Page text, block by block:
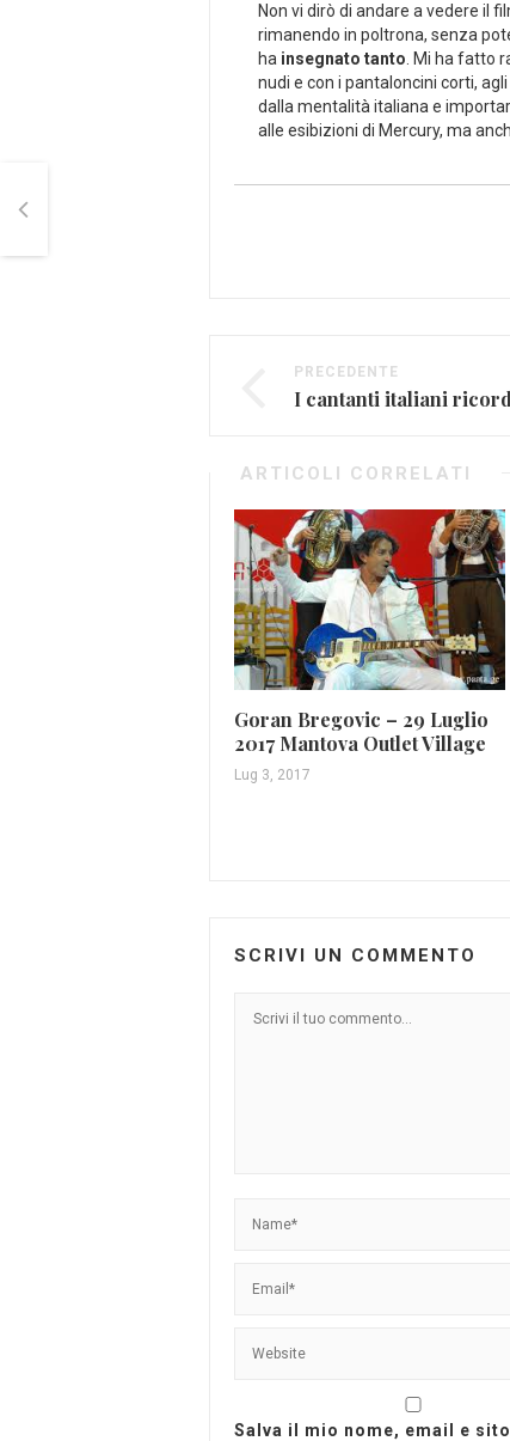
Non vi dirò di andare a vedere il
rimanendo in poltrona, senza
ha insegnato tanto. Mi ha fatto
nudi e con i pantaloncini corti,
dalla mentalità italiana e
alle esibizioni di Mercury, ma
PRECEDENTE
I cantanti italiani
ARTICOLI CORRELATI
Goran Bregovic – 29 Luglio
2017 Mantova Outlet Village
Lug 3, 2017
SCRIVI UN COMMENTO
Salva il mio nome, email e